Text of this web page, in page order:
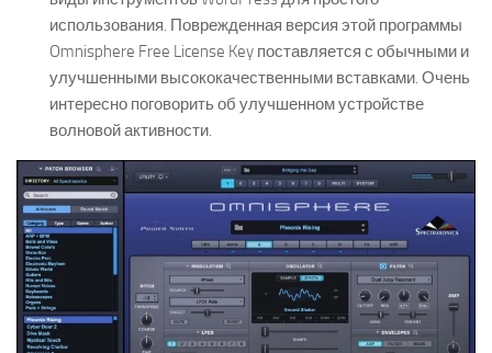
использования. Поврежденная версия этой программы
Omnisphere Free License Key поставляется с обычными и
улучшенными высококачественными вставками. Очень
интересно поговорить об улучшенном устройстве
волновой активности.